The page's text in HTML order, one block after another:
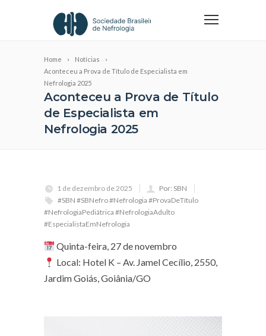
Home
Notícias
Aconteceu a Prova de Título de Especialista em
Nefrologia 2025
Aconteceu a Prova de Título
de Especialista em
Nefrologia 2025
1 de dezembro de 2025
Por: SBN
#SBN #SBNefro #Nefrologia #ProvaDeTítulo
#NefrologiaPediátrica #NefrologiaAdulto
#EspecialistaEmNefrologia
Quinta-feira, 27 de novembro
Local: Hotel K – Av. Jamel Cecílio, 2550,
Jardim Goiás, Goiânia/GO